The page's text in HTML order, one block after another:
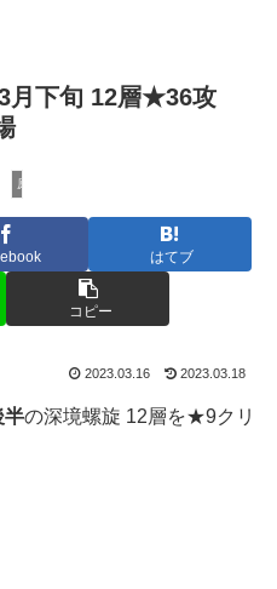
月下旬 12層★36攻
原神
はてブ
コピー
2023.03.16 2023.03.18
半の深境螺旋 12層を★9クリ